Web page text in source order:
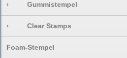
› Gummistempel
› Clear Stamps
Foam-Stempel